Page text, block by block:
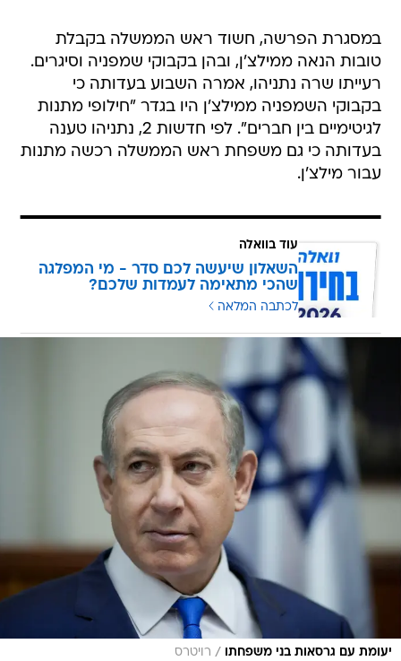
במסגרת הפרשה, חשוד ראש הממשלה בקבלת
טובות הנאה ממילצ'ן, ובהן בקבוקי שמפניה וסיגרים.
רעייתו שרה נתניהו, אמרה השבוע בעדותה כי
בקבוקי השמפניה ממילצ'ן היו בגדר "חילופי מתנות
לגיטימיים בין חברים". לפי חדשות 2, נתניהו טענה
בעדותה כי גם משפחת ראש הממשלה רכשה מתנות
עבור מילצ'ן.
עוד בוואלה
השאלון שיעשה לכם סדר - מי המפלגה
שהכי מתאימה לעמדות שלכם?
לכתבה המלאה
יעומת עם גרסאות בני משפחתו / רויטרס